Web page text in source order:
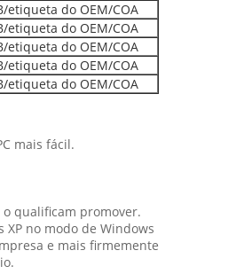
etiqueta do OEM/COA
etiqueta do OEM/COA
etiqueta do OEM/COA
etiqueta do OEM/COA
etiqueta do OEM/COA
mais fácil.
o qualificam promover.
no modo de Windows
e mais firmemente